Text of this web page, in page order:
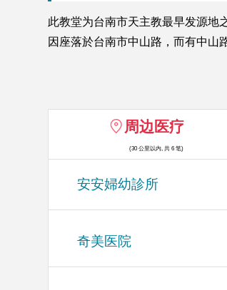
此教堂为台南市天主教最早发源地
因座落於台南市中山路，而有中山
周边医疗
(30 公里以内, 共 6 笔)
安安婦幼診所
奇美医院